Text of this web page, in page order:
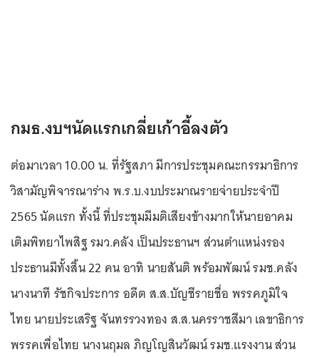
กมธ.งบฯนัดแรกเกลี่ยเก้าอี้ลงตัว
ต่อมาเวลา 10.00 น. ที่รัฐสภา มีการประชุมคณะกรรมาธิการ
วิสามัญพิจารณาร่าง พ.ร.บ.งบประมาณรายจ่ายประจำปี
2565 นัดแรก ทั้งนี้ ที่ประชุมมีมติเสียงข้างมากให้นายอาคม
เติมพิทยาไพสิฐ รมว.คลัง เป็นประธานฯ ส่วนตำแหน่งรอง
ประธานมีทั้งสิ้น 22 คน อาทิ นายสันติ พร้อมพัฒน์ รมช.คลัง
นางนาที รัชกิจประการ อดีต ส.ส.บัญชีรายชื่อ พรรคภูมิใจ
ไทย นายประเสริฐ จันทรรวงทอง ส.ส.นครราชสีมา เลขาธิการ
พรรคเพื่อไทย นางนฤมล ภิญโญสินวัฒน์ รมช.แรงงาน ส่วน